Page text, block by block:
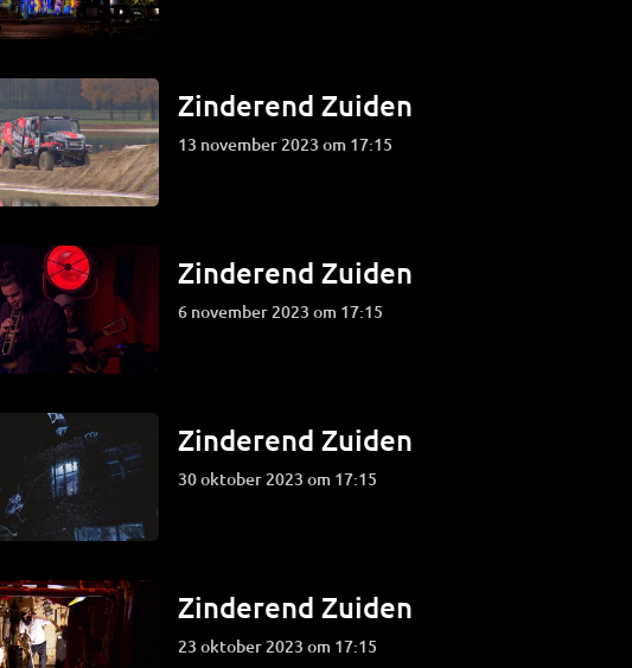
Zinderend Zuiden
13 november 2023 om 17:15
Zinderend Zuiden
6 november 2023 om 17:15
Zinderend Zuiden
30 oktober 2023 om 17:15
Zinderend Zuiden
23 oktober 2023 om 17:15